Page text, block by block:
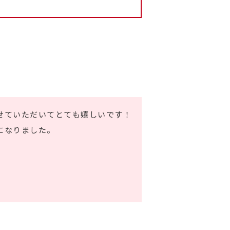
いただいてとても嬉しいです！
りました。